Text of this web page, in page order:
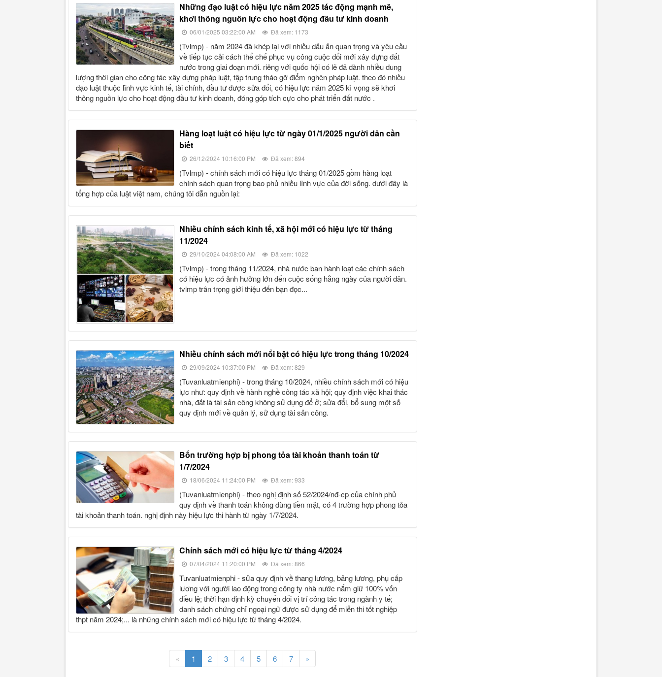
những đạo luật có hiệu lực năm 2025 tác động mạnh mẽ,
khơi thông nguồn lực cho hoạt động đầu tư kinh doanh
06/01/2025 03:22:00 AM Đã xem: 1173
(tvlmp) - năm 2024 đã khép lại với nhiều dấu ấn quan trọng và yêu cầu
về tiếp tục cải cách thể chế phục vụ công cuộc đổi mới xây dựng đất
nước trong giai đoạn mới. riêng với quốc hội có lẽ đã dành nhiều dung
lượng thời gian cho công tác xây dựng pháp luật, tập trung tháo gỡ điểm nghẽn pháp luật. theo đó nhiều
đạo luật thuộc lĩnh vực kinh tế, tài chính, đầu tư được sửa đổi, có hiệu lực năm 2025 kì vọng sẽ khơi
thông nguồn lực cho hoạt động đầu tư kinh doanh, đóng góp tích cực cho phát triển đất nước .
hàng loạt luật có hiệu lực từ ngày 01/1/2025 người dân cần
biết
26/12/2024 10:16:00 PM Đã xem: 894
(tvlmp) - chính sách mới có hiệu lực tháng 01/2025 gồm hàng loạt
chính sách quan trọng bao phủ nhiều lĩnh vực của đời sống. dưới đây là
tổng hợp của luật việt nam, chúng tôi dẫn nguồn lại:
nhiều chính sách kinh tế, xã hội mới có hiệu lực từ tháng
11/2024
29/10/2024 04:08:00 AM Đã xem: 1022
(tvlmp) - trong tháng 11/2024, nhà nước ban hành loạt các chính sách
có hiệu lực có ảnh hưởng lớn đến cuộc sống hằng ngày của người dân.
tvlmp trân trọng giới thiệu đến bạn đọc...
nhiều chính sách mới nổi bật có hiệu lực trong tháng 10/2024
29/09/2024 10:37:00 PM Đã xem: 829
(tuvanluatmienphi) - trong tháng 10/2024, nhiều chính sách mới có hiệu
lực như: quy định về hành nghề công tác xã hội; quy định việc khai thác
nhà, đất là tài sản công không sử dụng để ở; sửa đổi, bổ sung một số
quy định mới về quản lý, sử dụng tài sản công.
bốn trường hợp bị phong tỏa tài khoản thanh toán từ
1/7/2024
18/06/2024 11:24:00 PM Đã xem: 933
(tuvanluatmienphi) - theo nghị định số 52/2024/nđ-cp của chính phủ
quy định về thanh toán không dùng tiền mặt, có 4 trường hợp phong tỏa
tài khoản thanh toán. nghị định này hiệu lực thi hành từ ngày 1/7/2024.
chính sách mới có hiệu lực từ tháng 4/2024
07/04/2024 11:20:00 PM Đã xem: 866
tuvanluatmienphi - sửa quy định về thang lương, bảng lương, phụ cấp
lương với người lao động trong công ty nhà nước nắm giữ 100% vốn
điều lệ; thời hạn định kỳ chuyển đổi vị trí công tác trong ngành y tế;
danh sách chứng chỉ ngoại ngữ được sử dụng để miễn thi tốt nghiệp
thpt năm 2024;... là những chính sách mới có hiệu lực từ tháng 4/2024.
« 1 2 3 4 5 6 7 »